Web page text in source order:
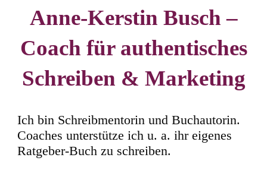
Anne-Kerstin Busch –
Coach für authentisches
Schreiben & Marketing
Ich bin Schreibmentorin und Buchautorin.
Coaches unterstütze ich u. a. ihr eigenes
Ratgeber-Buch zu schreiben.